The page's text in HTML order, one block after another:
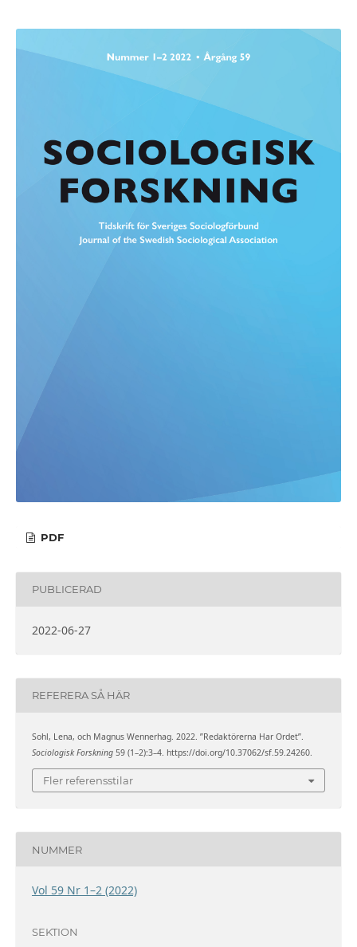
PDF
PUBLICERAD
2022-06-27
REFERERA SÅ HÄR
Sohl, Lena, och Magnus Wennerhag. 2022. ”Redaktörerna Har Ordet”.
Sociologisk Forskning59 (1–2):3–4. https://doi.org/10.37062/sf.59.24260.
Fler referensstilar
NUMMER
Vol 59 Nr 1–2 (2022)
SEKTION